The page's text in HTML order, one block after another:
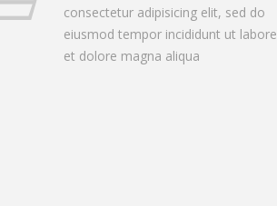
consectetur adipisicing elit, sed do
eiusmod tempor incididunt ut labore
et dolore magna aliqua